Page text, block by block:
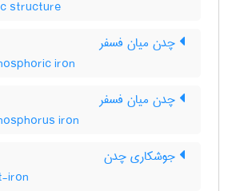
structure
چدن میان فسفر
iron
چدن میان فسفر
iron
جوشکاری چدن
iron